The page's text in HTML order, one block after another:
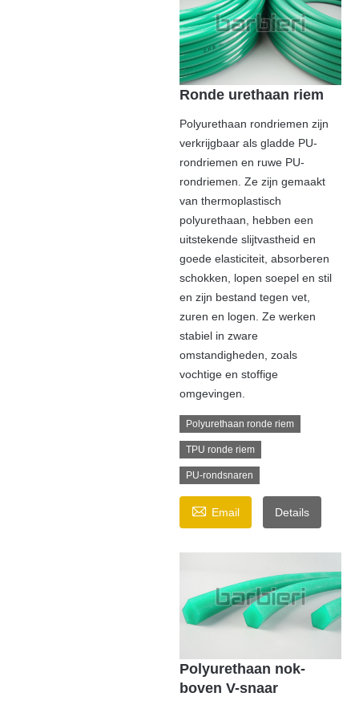
Ronde urethaan riem
Polyurethaan rondriemen zijn
verkrijgbaar als gladde PU-
rondriemen en ruwe PU-
rondriemen. Ze zijn gemaakt
van thermoplastisch
polyurethaan, hebben een
uitstekende slijtvastheid en
goede elasticiteit, absorberen
schokken, lopen soepel en stil
en zijn bestand tegen vet,
zuren en logen. Ze werken
stabiel in zware
omstandigheden, zoals
vochtige en stoffige
omgevingen.
Polyurethaan ronde riem
TPU ronde riem
PU-rondsnaren
 Email Details
Polyurethaan nok-
boven V-snaar